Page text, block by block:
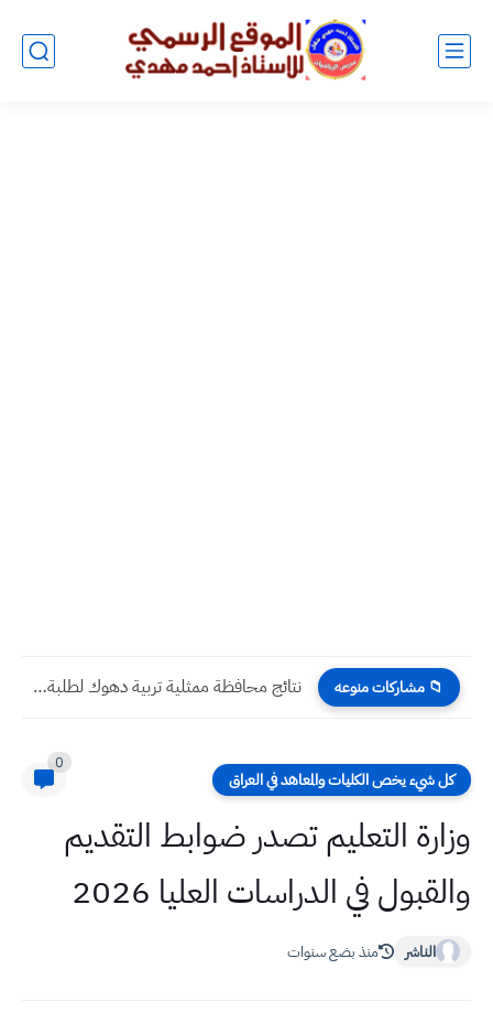
📁 مشاركات منوعه نتائج الدارسه المتوسطه لسنة 2022 الدور الاول | للخارجيون والخارجيات...
كل شيء يخص الكليات والمعاهد في العراق
0
وزارة التعليم تصدر ضوابط التقديم
والقبول في الدراسات العليا 2026
الناشر منذ بضع سنوات